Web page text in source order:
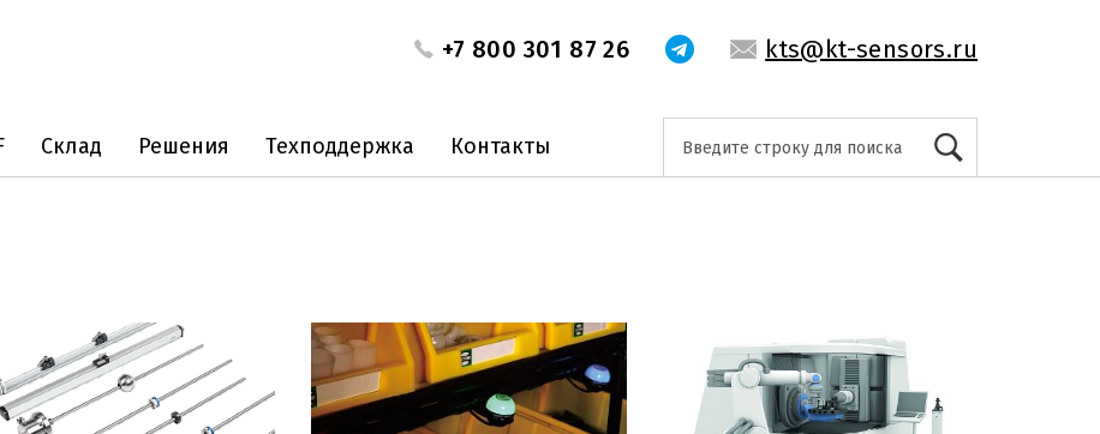
+7 800 301 87 26 kts@kt-sensors.ru
Склад Решения Техподдержка Контакты